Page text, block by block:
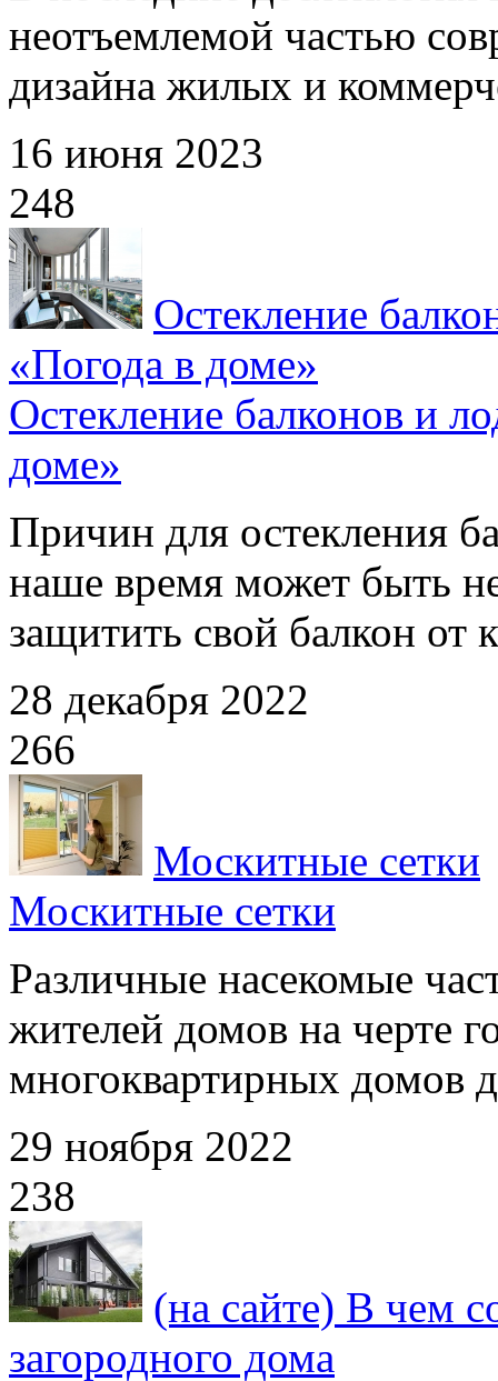
неотъемлемой частью
дизайна жилых и
16 июня 2023
248
Остекление
«Погода в доме»
Остекление балконов и
доме»
Причин для остекления
наше время может быть
защитить свой балкон от
28 декабря 2022
266
Москитные сетки
Москитные сетки
Различные насекомые
жителей домов на черте
многоквартирных домов
29 ноября 2022
238
(на сайте) В чем
загородного дома